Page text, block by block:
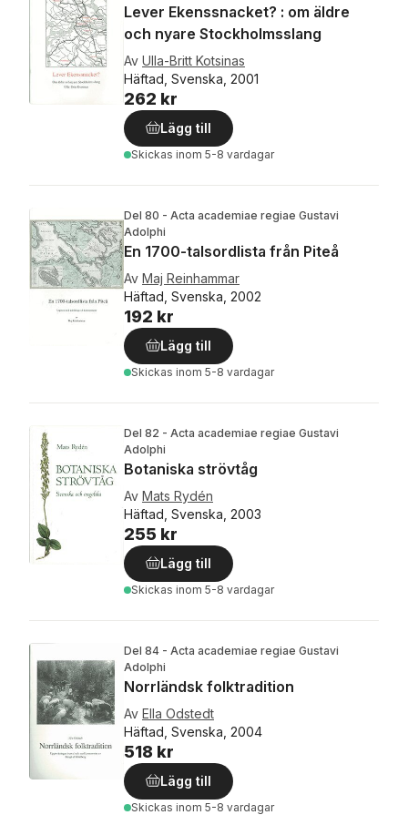
Lever Ekenssnacket? : om äldre
och nyare Stockholmsslang
Av Ulla-Britt Kotsinas
Häftad, Svenska, 2001
262 kr
Lägg till
Skickas inom 5-8 vardagar
Del 80 - Acta academiae regiae Gustavi
Adolphi
En 1700-talsordlista från Piteå
Av Maj Reinhammar
Häftad, Svenska, 2002
192 kr
Lägg till
Skickas inom 5-8 vardagar
Del 82 - Acta academiae regiae Gustavi
Adolphi
Botaniska strövtåg
Av Mats Rydén
Häftad, Svenska, 2003
255 kr
Lägg till
Skickas inom 5-8 vardagar
Del 84 - Acta academiae regiae Gustavi
Adolphi
Norrländsk folktradition
Av Ella Odstedt
Häftad, Svenska, 2004
518 kr
Lägg till
Skickas inom 5-8 vardagar